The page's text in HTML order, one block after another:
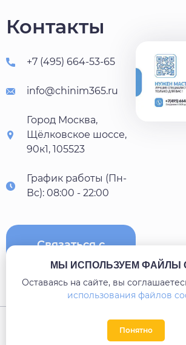
Контакты
+7 (495) 664-53-65
info@chinim365.ru
Город Москва,
Щёлковское шоссе,
90к1, 105523
График работы (Пн-
Вс): 08:00 - 22:00
Связаться с
Карта сайта
МЫ ИСПОЛЬЗУЕМ ФАЙЛЫ
Оставаясь на сайте, вы
использования файлов
Понятно